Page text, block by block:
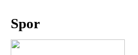
Spor